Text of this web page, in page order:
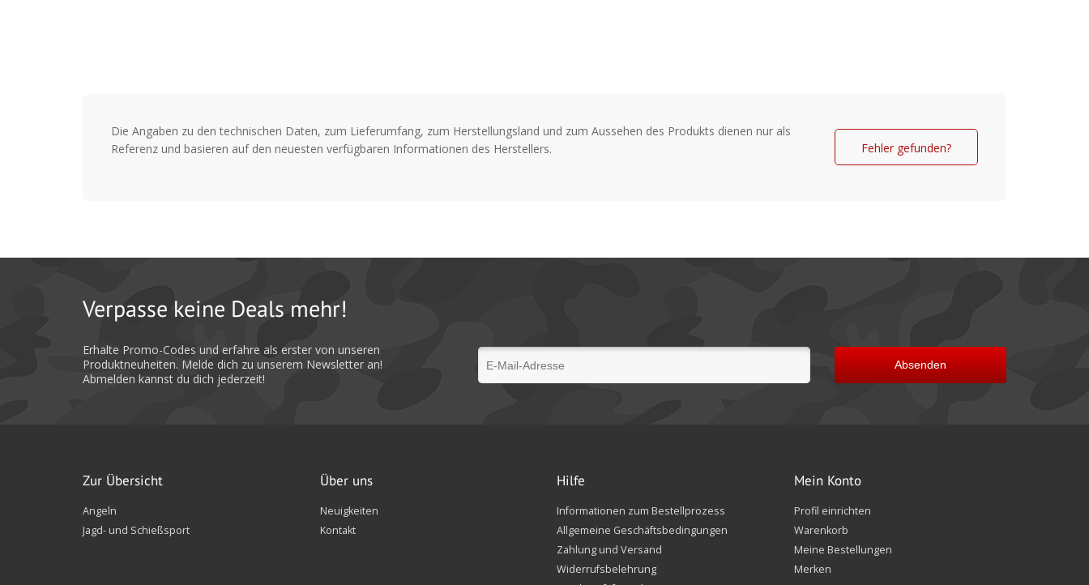
Die Angaben zu den technischen Daten, zum Lieferumfang, zum Herstellungsland und zum Aussehen des Produkts dienen nur als
Referenz und basieren auf den neuesten verfügbaren Informationen des Herstellers.
Fehler gefunden?
Verpasse keine Deals mehr!
Erhalte Promo-Codes und erfahre als erster von unseren
Produktneuheiten. Melde dich zu unserem Newsletter an!
Abmelden kannst du dich jederzeit!
Absenden
Zur Übersicht
Angeln
Jagd- und Schießsport
Über uns
Neuigkeiten
Kontakt
Hilfe
Informationen zum Bestellprozess
Allgemeine Geschäftsbedingungen
Zahlung und Versand
Widerrufsbelehrung
Mein Konto
Profil einrichten
Warenkorb
Meine Bestellungen
Merken